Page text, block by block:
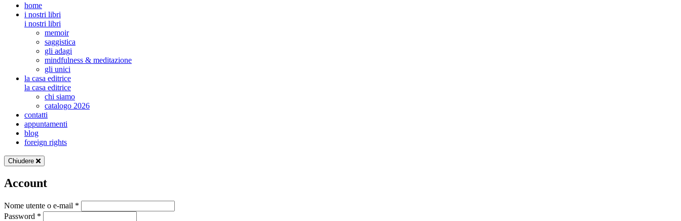
home
i nostri libri
i nostri libri
memoir
saggistica
gli adagi
mindfulness & meditazione
gli unici
la casa editrice
la casa editrice
chi siamo
catalogo 2026
contatti
appuntamenti
blog
foreign rights
Chiudere
Account
Nome utente o e-mail *
Password *